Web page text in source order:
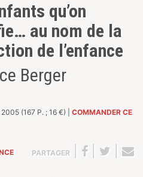
qu’on
au nom de la
de l’enfance
Berger
(167 P. ; 16 €) | COMMANDER CE
PARTAGER